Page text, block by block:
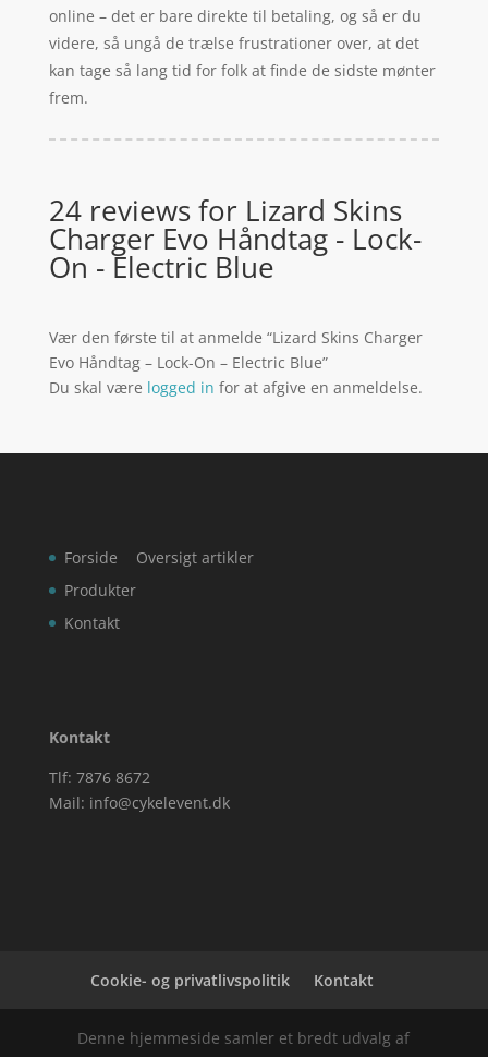
online – det er bare direkte til betaling, og så er du
videre, så ungå de trælse frustrationer over, at det
kan tage så lang tid for folk at finde de sidste mønter
frem.
24 reviews for Lizard Skins
Charger Evo Håndtag - Lock-
On - Electric Blue
Vær den første til at anmelde “Lizard Skins Charger
Evo Håndtag – Lock-On – Electric Blue”
Du skal være logged in for at afgive en anmeldelse.
Forside
Produkter
Kontakt
Oversigt artikler
Kontakt
Tlf: 7876 8672
Mail: info@cykelevent.dk
Cookie- og privatlivspolitik Kontakt
Denne hjemmeside samler et bredt udvalg af